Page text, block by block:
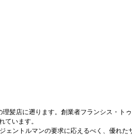
髪店に遡ります。創業者フランシス・ト
ています。
ントルマンの要求に応えるべく、優れた